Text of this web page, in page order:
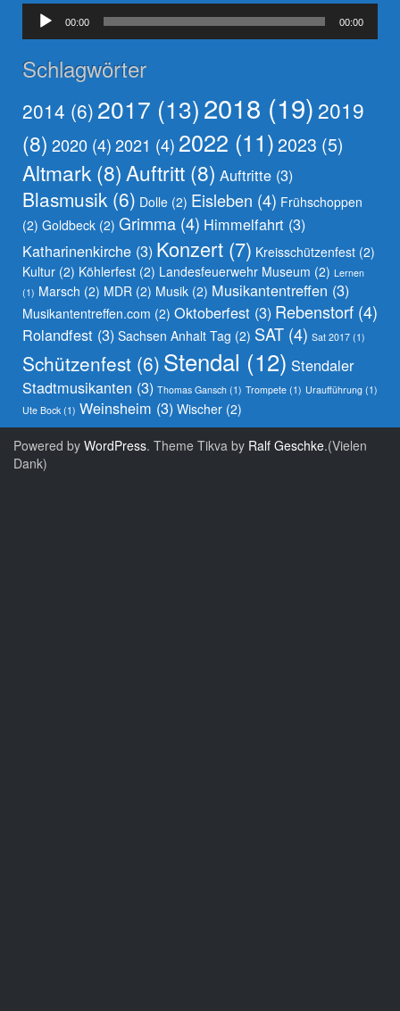
Audio-
Player
00:00 00:00
Schlagwörter
2014 (6) 2017 (13)2018 (19) 2019
(8) 2020 (4)2021 (4) 2022 (11)2023 (5)
Altmark (8)Auftritt (8) Auftritte (3)
Blasmusik(6) Dolle (2) Eisleben (4) Frühschoppen
(2) Goldbeck (2) Grimma (4) Himmelfahrt (3)
Katharinenkirche (3) Konzert (7) Kreisschützenfest (2)
Kultur (2) Köhlerfest (2) Landesfeuerwehr Museum (2) Lernen
(1) Marsch (2) MDR (2) Musik (2) Musikantentreffen (3)
Musikantentreffen.com (2) Oktoberfest (3) Rebenstorf (4)
Rolandfest (3) Sachsen Anhalt Tag (2) SAT (4) Sat 2017 (1)
Schützenfest (6) Stendal (12) Stendaler
Stadtmusikanten (3) Thomas Gansch (1) Trompete (1) Uraufführung (1)
Ute Bock (1) Weinsheim (3) Wischer (2)
Powered by WordPress. Theme Tikva by Ralf Geschke.(Vielen
Dank)